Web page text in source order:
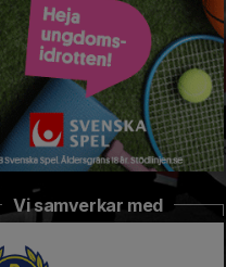
Vi samverkar med